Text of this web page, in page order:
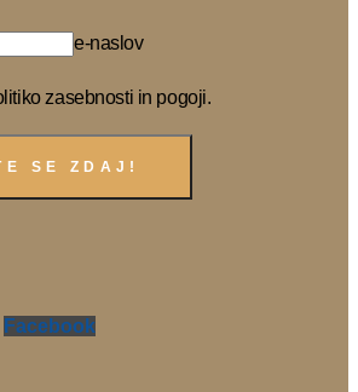
e-naslov
zasebnosti in pogoji.
Facebook